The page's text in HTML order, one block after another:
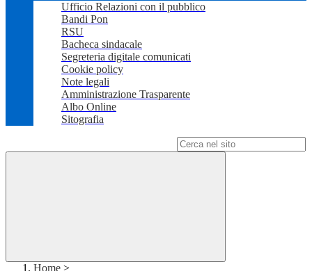
Ufficio Relazioni con il pubblico
Bandi Pon
RSU
Bacheca sindacale
Segreteria digitale comunicati
Cookie policy
Note legali
Amministrazione Trasparente
Albo Online
Sitografia
Home >